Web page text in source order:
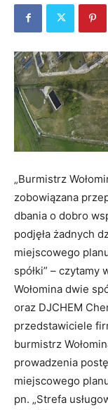
„Burmistrz
zobowiązana
dbania o dobro
podjęła żadnych
miejscowego
spółki” – czytamy
Wołomina dwie
oraz DJCHEM
przedstawiciele
burmistrz
prowadzenia
miejscowego
pn. „Strefa